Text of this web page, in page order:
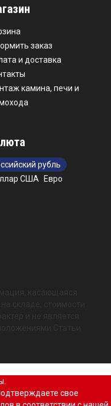
заказ
и доставка
камина, печи и
рубль
США
Евро
свое